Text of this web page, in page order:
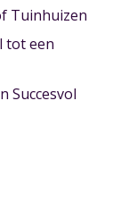
Tuinhuizen
tot een
Succesvol